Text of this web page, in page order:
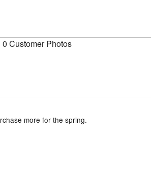
0 Customer Photos
more for the spring.